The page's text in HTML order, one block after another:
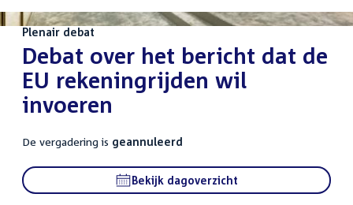
Plenair debat
:Debat over het bericht dat de
EU rekeningrijden wil
invoeren
De vergadering is geannuleerd
Bekijk dagoverzicht